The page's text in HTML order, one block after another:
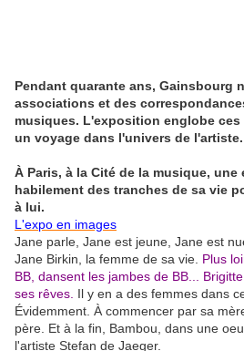
Pendant quarante ans, Gainsbourg
associations et des
musiques. L'exposition englobe
un voyage dans l'univers de l'artiste.
À Paris, à la Cité de la musique,
habilement des tranches de sa vie
à lui.
L'expo en images
Jane parle, Jane est jeune, Jane est
Jane Birkin, la femme de sa vie. Plus
BB, dansent les jambes de BB...
ses rêves. Il y en a des femmes dans
Évidemment. À commencer par sa
père. Et à la fin, Bambou, dans une
l'artiste Stefan de Jaeger.